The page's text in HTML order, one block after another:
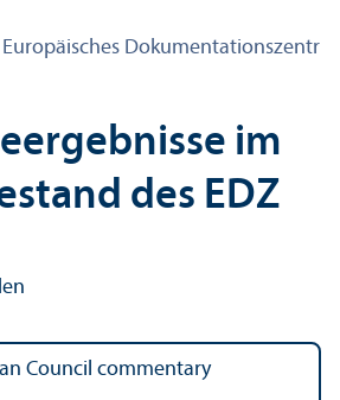
Europäisches
im
des EDZ
Council commentary